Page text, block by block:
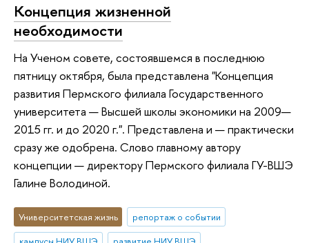
Концепция жизненной
необходимости
На Ученом совете, состоявшемся в последнюю
пятницу октября, была представлена "Концепция
развития Пермского филиала Государственного
университета — Высшей школы экономики на 2009—
2015 гг. и до 2020 г.". Представлена и — практически
сразу же одобрена. Слово главному автору
концепции — директору Пермского филиала ГУ-ВШЭ
Галине Володиной.
Университетская жизнь
репортаж о событии